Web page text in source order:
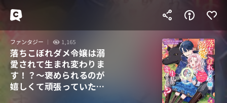
ファンタジー 1,165
落ちこぼれダメ令嬢は溺
愛されて生まれ変わりま
す！？～褒められるのが
嬉しくて頑張っていたら